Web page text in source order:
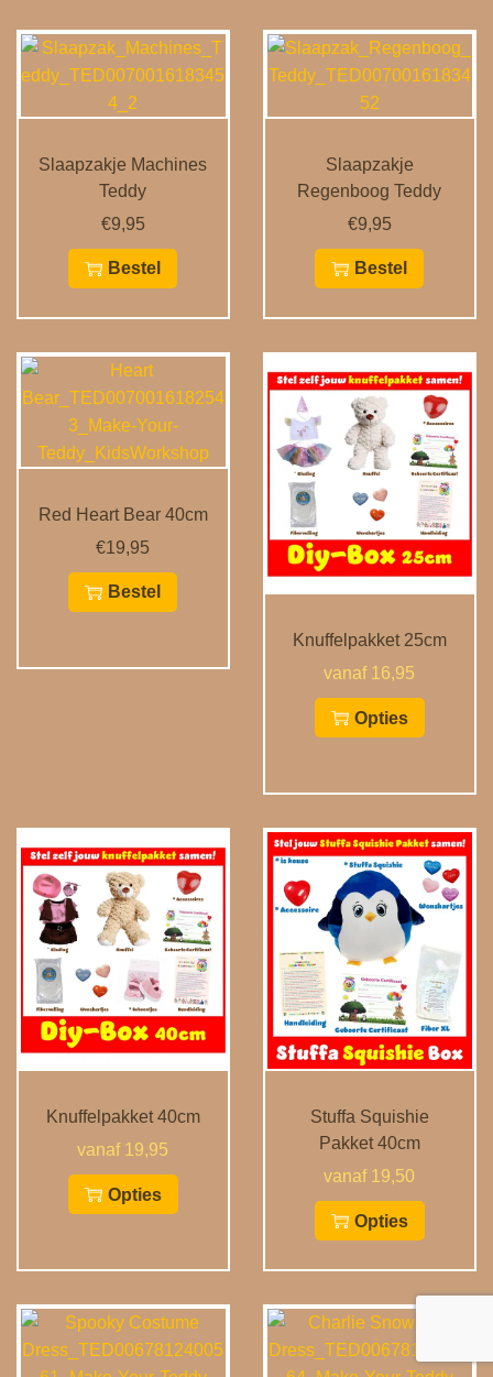
Slaapzakje Machines
Teddy
€9,95
Bestel
Slaapzakje
Regenboog Teddy
€9,95
Bestel
Red Heart Bear 40cm
€19,95
Bestel
Knuffelpakket 25cm
vanaf 16,95
Opties
Knuffelpakket 40cm
vanaf 19,95
Opties
Stuffa Squishie
Pakket 40cm
vanaf 19,50
Opties